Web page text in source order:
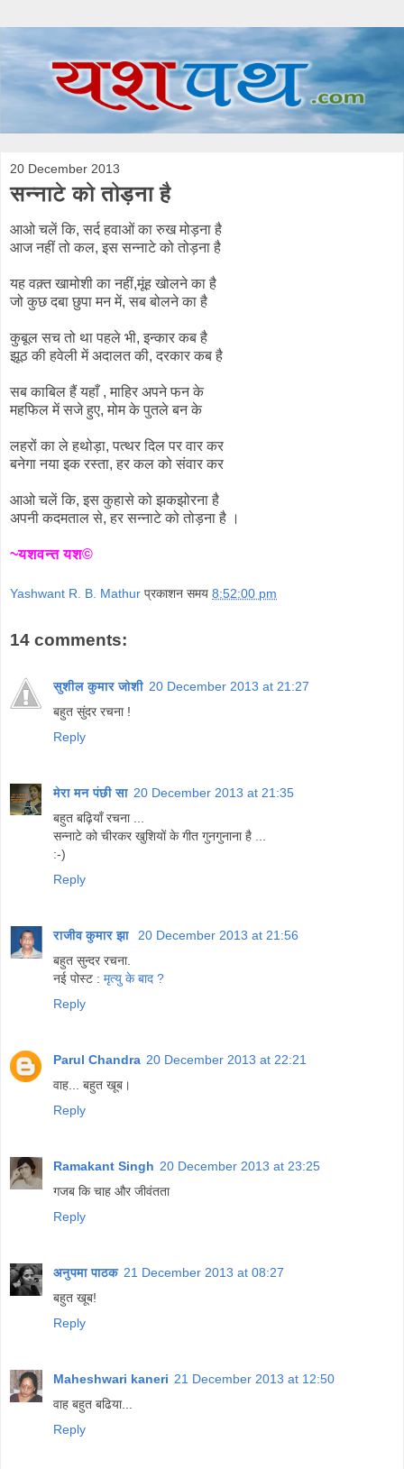
20 December 2013
सन्नाटे को तोड़ना है
आओ चलें कि, सर्द हवाओं का रुख मोड़ना है
आज नहीं तो कल, इस सन्नाटे को तोड़ना है
यह वक़्त खामोशी का नहीं,मूंह खोलने का है
जो कुछ दबा छुपा मन में, सब बोलने का है
कुबूल सच तो था पहले भी, इन्कार कब है
झूठ की हवेली में अदालत की, दरकार कब है
सब काबिल हैं यहाँ , माहिर अपने फन के
महफिल में सजे हुए, मोम के पुतले बन के
लहरों का ले हथोड़ा, पत्थर दिल पर वार कर
बनेगा नया इक रस्ता, हर कल को संवार कर
आओ चलें कि, इस कुहासे को झकझोरना है
अपनी कदमताल से, हर सन्नाटे को तोड़ना है ।
~यशवन्त यश©
Yashwant R. B. Mathur प्रकाशन समय 8:52:00 pm
14 comments:
सुशील कुमार जोशी 20 December 2013 at 21:27
बहुत सुंदर रचना !
Reply
मेरा मन पंछी सा 20 December 2013 at 21:35
बहुत बढ़ियाँ रचना ...
सन्नाटे को चीरकर खुशियों के गीत गुनगुनाना है ...
:-)
Reply
राजीव कुमार झा
20 December 2013 at 21:56
बहुत सुन्दर रचना.
नई पोस्ट : मृत्यु के बाद ?
Reply
Parul Chandra 20 December 2013 at 22:21
वाह... बहुत खूब।
Reply
Ramakant Singh 20 December 2013 at 23:25
गजब कि चाह और जीवंतता
Reply
अनुपमा पाठक 21 December 2013 at 08:27
बहुत खूब!
Reply
Maheshwari kaneri 21 December 2013 at 12:50
वाह बहुत बढिया...
Reply